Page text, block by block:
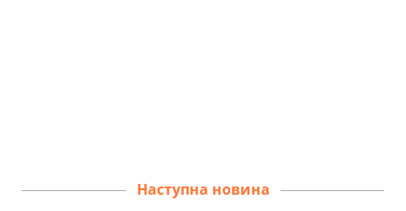
Наступна новина